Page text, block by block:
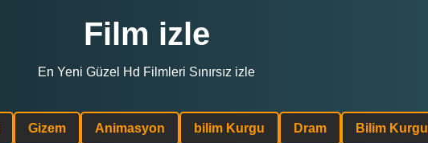
Film izle
En Yeni Güzel Hd Filmleri Sınırsız izle
Gizem Animasyon bilim Kurgu Dram Bilim Kurgu